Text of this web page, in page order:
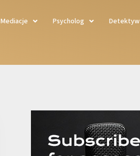
Mediacje Psycholog Detektyw